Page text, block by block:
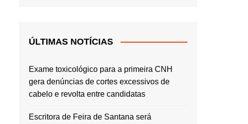
ÚLTIMAS NOTÍCIAS
Exame toxicológico para a primeira CNH
gera denúncias de cortes excessivos de
cabelo e revolta entre candidatas
Escritora de Feira de Santana será